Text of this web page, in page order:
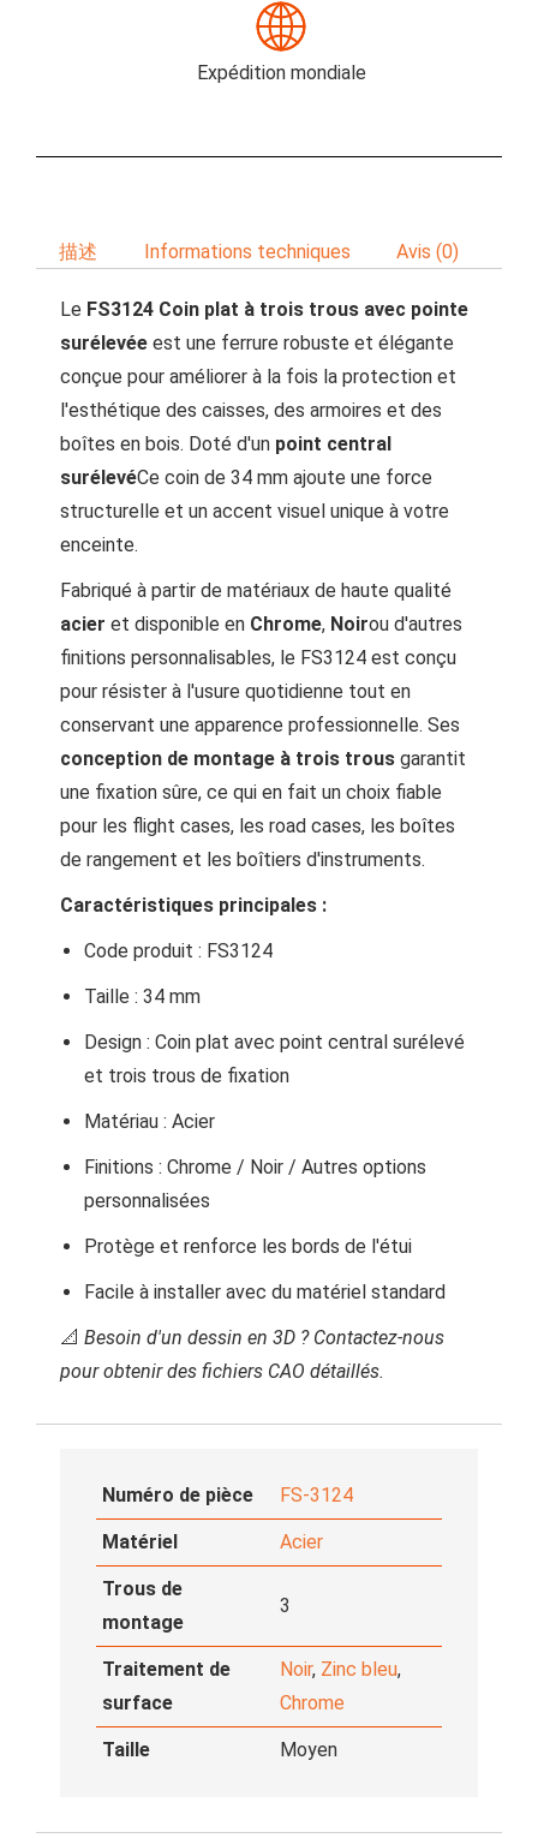
Expédition mondiale
描述 Informations techniques Avis (0)
Le FS3124 Coin plat à trois trous avec pointe
surélevée est une ferrure robuste et élégante
conçue pour améliorer à la fois la protection et
l'esthétique des caisses, des armoires et des
boîtes en bois. Doté d'un point central
surélevéCe coin de 34 mm ajoute une force
structurelle et un accent visuel unique à votre
enceinte.
Fabriqué à partir de matériaux de haute qualité
acier et disponible en Chrome, Noirou d'autres
finitions personnalisables, le FS3124 est conçu
pour résister à l'usure quotidienne tout en
conservant une apparence professionnelle. Ses
conception de montage à trois trous garantit
une fixation sûre, ce qui en fait un choix fiable
pour les flight cases, les road cases, les boîtes
de rangement et les boîtiers d'instruments.
Caractéristiques principales :
Code produit : FS3124
Taille : 34 mm
Design : Coin plat avec point central surélevé
et trois trous de fixation
Matériau : Acier
Finitions : Chrome / Noir / Autres options
personnalisées
Protège et renforce les bords de l'étui
Facile à installer avec du matériel standard
📐 Besoin d'un dessin en 3D ? Contactez-nous
pour obtenir des fichiers CAO détaillés.
Numéro de pièce FS-3124
Matériel Acier
Trous de
montage
3
Traitement de
surface
Noir, Zinc bleu,
Chrome
Taille Moyen